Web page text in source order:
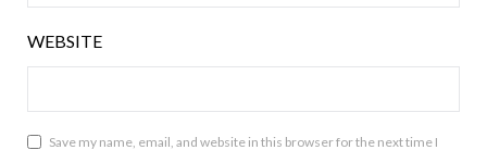
WEBSITE
Save my name, email, and website in this browser for the next time I